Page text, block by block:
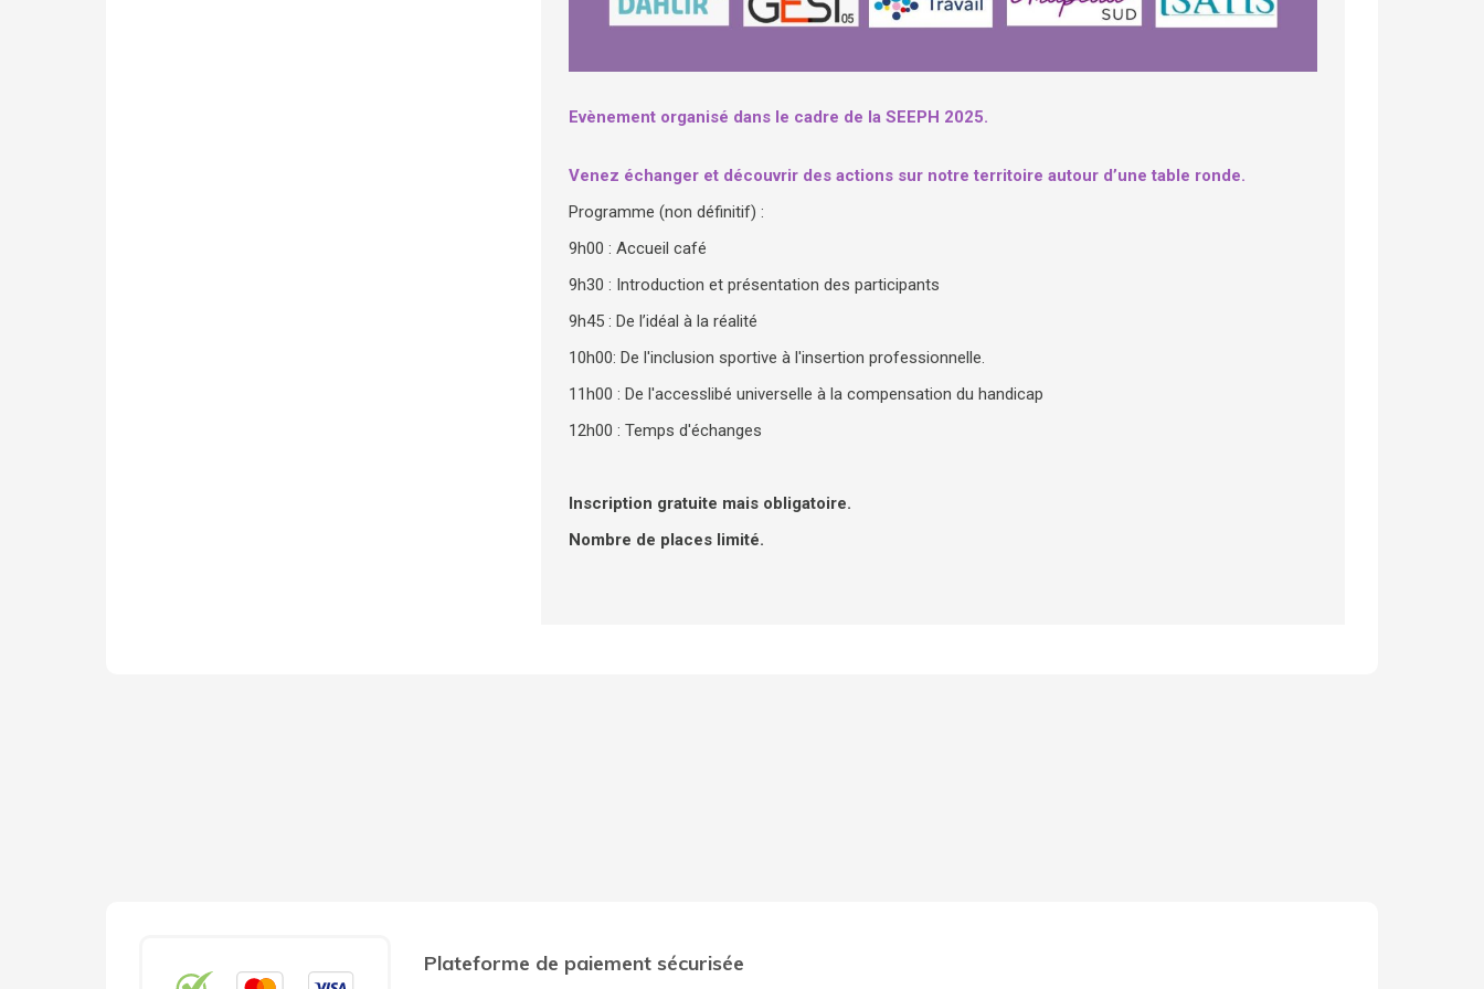
Evènement organisé dans le cadre de la SEEPH 2025.
Venez échanger et découvrir des actions sur notre territoire autour d’une table ronde.
Programme (non définitif) :
9h00 : Accueil café
9h30 : Introduction et présentation des participants
9h45 : De l’idéal à la réalité
10h00: De l'inclusion sportive à l'insertion professionnelle.
11h00 : De l'accesslibé universelle à la compensation du handicap
12h00 : Temps d'échanges
Inscription gratuite mais obligatoire.
Nombre de places limité.
Plateforme de paiement sécurisée